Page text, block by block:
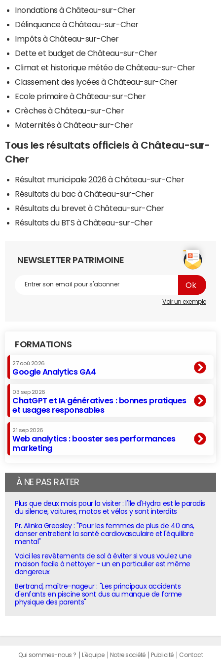
Inondations à Château-sur-Cher
Délinquance à Château-sur-Cher
Impôts à Château-sur-Cher
Dette et budget de Château-sur-Cher
Climat et historique météo de Château-sur-Cher
Classement des lycées à Château-sur-Cher
Ecole primaire à Château-sur-Cher
Crèches à Château-sur-Cher
Maternités à Château-sur-Cher
Tous les résultats officiels à Château-sur-
Cher
Résultat municipale 2026 à Château-sur-Cher
Résultats du bac à Château-sur-Cher
Résultats du brevet à Château-sur-Cher
Résultats du BTS à Château-sur-Cher
NEWSLETTER PATRIMOINE
Voir un exemple
FORMATIONS
27 aoû 2026
Google Analytics GA4
03 sep 2026
ChatGPT et IA génératives : bonnes pratiques
et usages responsables
21 sep 2026
Web analytics : booster ses performances
marketing
À NE PAS RATER
Plus que deux mois pour la visiter : l'île d'Hydra est le paradis
du silence, voitures, motos et vélos y sont interdits
Pr. Alinka Greasley : "Pour les femmes de plus de 40 ans,
danser entretient la santé cardiovasculaire et l'équilibre
mental"
Voici les revêtements de sol à éviter si vous voulez une
maison facile à nettoyer - un en particulier est même
dangereux
Bertrand, maître-nageur : "Les principaux accidents
d'enfants en piscine sont dus au manque de forme
physique des parents"
Qui sommes-nous ? L'équipe Notre société Publicité Contact